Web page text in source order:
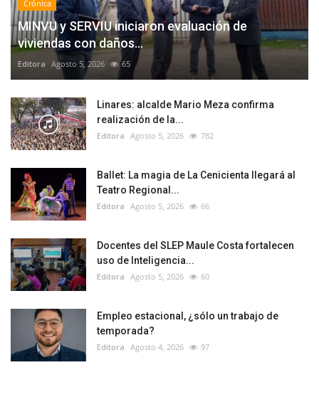
Crónica
MINVU y SERVIU iniciaron evaluación de
viviendas con daños...
Editora Agosto 5, 2026 65
Linares: alcalde Mario Meza confirma
realización de la...
Editora Agosto 5, 2026 782
Ballet: La magia de La Cenicienta llegará al
Teatro Regional...
Editora Agosto 5, 2026 66
Docentes del SLEP Maule Costa fortalecen
uso de Inteligencia...
Editora Agosto 5, 2026 60
Empleo estacional, ¿sólo un trabajo de
temporada?
Editora Agosto 4, 2026 97